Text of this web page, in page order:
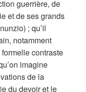
guerrière, de
et de ses grands
; qu’il
notamment
contraste
imagine
de la
du devoir et le